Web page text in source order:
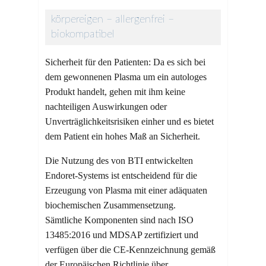
körpereigen – allergenfrei –
biokompatibel
Sicherheit für den Patienten: Da es sich bei
dem gewonnenen Plasma um ein autologes
Produkt handelt, gehen mit ihm keine
nachteiligen Auswirkungen oder
Unverträglichkeitsrisiken einher und es bietet
dem Patient ein hohes Maß an Sicherheit.
Die Nutzung des von BTI entwickelten
Endoret-Systems ist entscheidend für die
Erzeugung von Plasma mit einer adäquaten
biochemischen Zusammensetzung.
Sämtliche Komponenten sind nach ISO
13485:2016 und MDSAP zertifiziert und
verfügen über die CE-Kennzeichnung gemäß